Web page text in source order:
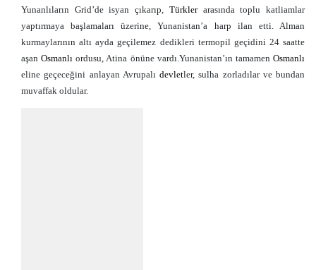
Yunanlıların Grid’de isyan çıkarıp, Türklerarasında toplu katliamlar
yaptırmaya başlamaları üzerine, Yunanistan’a harp ilan etti. Alman
kurmaylarının altı ayda geçilemez dedikleri termopil geçidini 24 saatte
aşanOsmanlı ordusu, Atina önüne vardı.Yunanistan’ın tamamenOsmanlı
eline geçeceğini anlayan Avrupalı devletler, sulha zorladılar ve bundan
muvaffak oldular.